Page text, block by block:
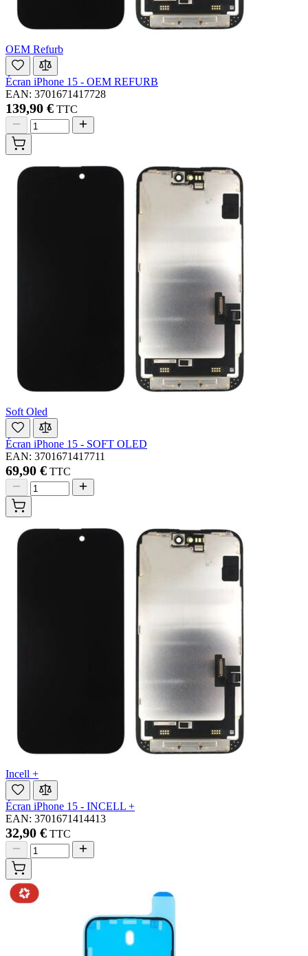
OEM Refurb
Écran iPhone 15 - OEM REFURB
EAN: 3701671417728
139,90 € TTC
Soft Oled
Écran iPhone 15 - SOFT OLED
EAN: 3701671417711
69,90 € TTC
Incell +
Écran iPhone 15 - INCELL +
EAN: 3701671414413
32,90 € TTC